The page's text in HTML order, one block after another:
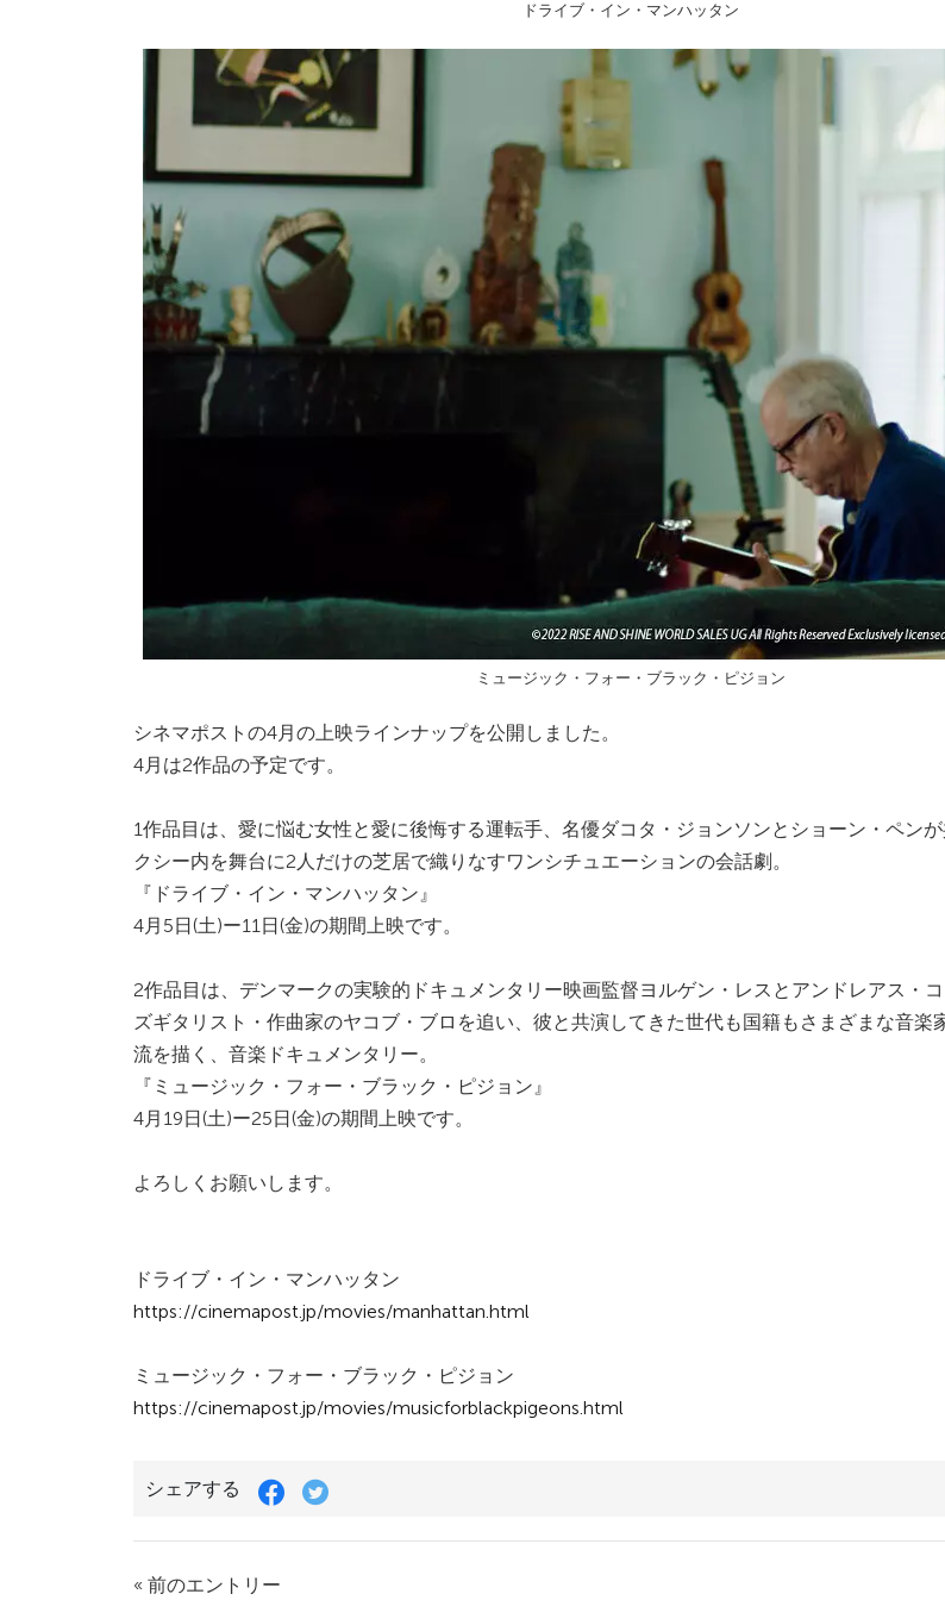
ドライブ・イン・マンハッタン
ミュージック・フォー・ブラック・ピジョン
シネマポストの4月の上映ラインナップを公開しました。
4月は2作品の予定です。
1作品目は、愛に悩む女性と愛に後悔する運転手、名優ダコタ・ジョンソンとショーン・ペン
クシー内を舞台に2人だけの芝居で織りなすワンシチュエーションの会話劇。
『ドライブ・イン・マンハッタン』
4月5日(土)ー11日(金)の期間上映です。
2作品目は、デンマークの実験的ドキュメンタリー映画監督ヨルゲン・レスとアンドレアス・
ズギタリスト・作曲家のヤコブ・ブロを追い、彼と共演してきた世代も国籍もさまざまな音楽
流を描く、音楽ドキュメンタリー。
『ミュージック・フォー・ブラック・ピジョン』
4月19日(土)ー25日(金)の期間上映です。
よろしくお願いします。
ドライブ・イン・マンハッタン
https://cinemapost.jp/movies/manhattan.html
ミュージック・フォー・ブラック・ピジョン
https://cinemapost.jp/movies/musicforblackpigeons.html
シェアする
« 前のエントリー